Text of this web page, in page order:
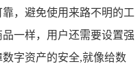
，避免使用来路不明的工
一样，用户还需要设置强
字资产的安全,就像给数